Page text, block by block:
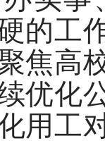
的工
焦高
优化
用工